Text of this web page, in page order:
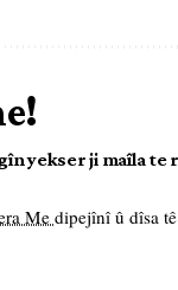
yekser ji maîla te
Medipejînî û dîsa